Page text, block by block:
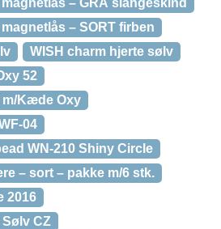
– GRÅ slangeskind
– SORT firben
WISH charm hjerte sølv
52
m/Kæde Oxy
04
WN-210 Shiny Circle
– sort – pakke m/6 stk.
2016
CZ